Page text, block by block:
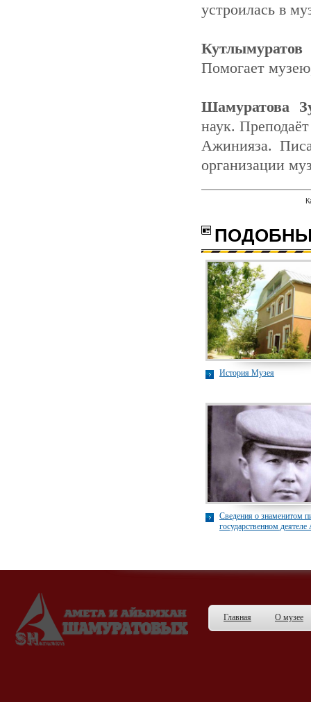
устроилась в
Помогает
Шамуратова
наук.
Ажинияза.
организации
История Музея
Сведения о знаменитом
государственном деятеле
Главная О музее